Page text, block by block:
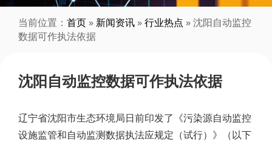
当前位置： 首页 » 新闻资讯 »行业热点 » 沈阳自动监控
数据可作执法依据
沈阳自动监控数据可作执法依据
辽宁省沈阳市生态环境局日前印发了《污染源自动监控
设施监管和自动监测数据执法应规定（试行）》（以下